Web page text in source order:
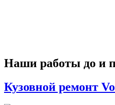
Наши работы до и
Кузовной ремонт